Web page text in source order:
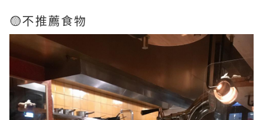
🟡不推薦食物